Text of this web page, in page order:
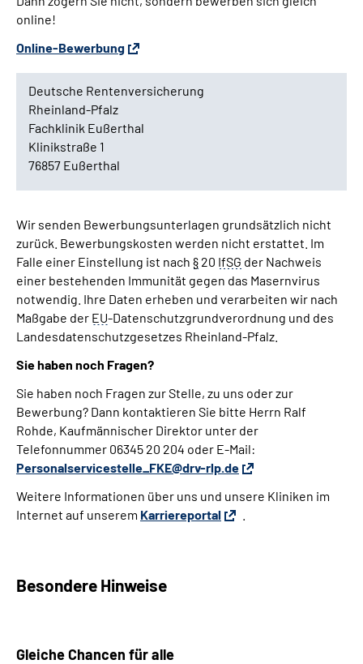
online!
Online-Bewerbung
Deutsche Rentenversicherung
Rheinland-Pfalz
Fachklinik Eußerthal
Klinikstraße 1
76857 Eußerthal
Wir senden Bewerbungsunterlagen grundsätzlich nicht
zurück. Bewerbungskosten werden nicht erstattet. Im
Falle einer Einstellung ist nach § 20 IfSG der Nachweis
einer bestehenden Immunität gegen das Masernvirus
notwendig. Ihre Daten erheben und verarbeiten wir nach
Maßgabe der EU-Datenschutzgrundverordnung und des
Landesdatenschutzgesetzes Rheinland-Pfalz.
Sie haben noch Fragen?
Sie haben noch Fragen zur Stelle, zu uns oder zur
Bewerbung? Dann kontaktieren Sie bitte Herrn Ralf
Rohde, Kaufmännischer Direktor unter der
Telefonnummer 06345 20 204 oder E-Mail:
Personalservicestelle_FKE@drv-rlp.de
Weitere Informationen über uns und unsere Kliniken im
Internet auf unserem Karriereportal
Besondere Hinweise
GleicheChancen für alle